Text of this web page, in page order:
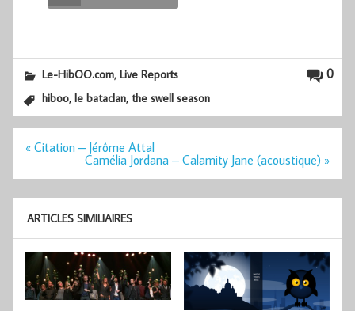
0
Le-HibOO.com,Live Reports
hiboo,le bataclan,the swell season
Navigation
« Citation – Jérôme Attal
Camélia Jordana – Calamity Jane (acoustique) »
ARTICLES SIMILIAIRES